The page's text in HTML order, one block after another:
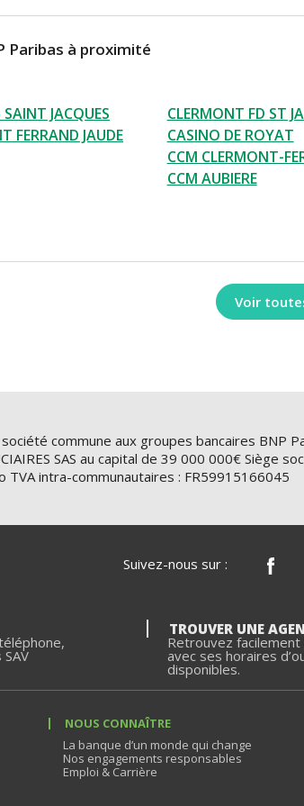
Paribas à proximité
JACQUES CLERMONT FD ST
FERRAND JAUDE
CASINO DE ROYAT
CCM CLERMONT-
CCM AUBIERE
Voir
commune aux groupes bancaires BNP
SAS au capital de 39 000 000€ Siège
TVA intra-communautaires : FR59915166045
Suivez-nous sur :
TROUVER UNE
Retrouvez facilement
avec ses horaires
disponibles.
NOUS CONNAÎTRE
La banque d’un monde qui change
Nos engagements responsables
Emploi & Carrière